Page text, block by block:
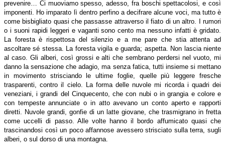
prevenire… Ci muoviamo spesso, adesso, fra boschi spettacolosi, e così
imponenti. Ho imparato lì dentro perfino a decifrare alcune voci, ma tutto è
come bisbigliato quasi che passasse attraverso il fiato di un altro. I rumori
o i suoni rapidi leggeri e vaganti sono cento ma nessuno infatti è gridato.
La foresta è rispettosa del silenzio e a me pare che stia attenta ad
ascoltare sé stessa. La foresta vigila e guarda; aspetta. Non lascia niente
al caso. Gli alberi, così grossi e alti che sembrano perdersi nel vuoto, mi
danno la sensazione che adagio, ma senza fatica, tutti insieme si mettano
in movimento strisciando le ultime foglie, quelle più leggere fresche
trasparenti, contro il cielo. La forma delle nuvole mi ricorda i quadri dei
veneziani, i grandi del Cinquecento, che con nubi o in grangia e colore e
con tempeste annunciate o in atto avevano un conto aperto e rapporti
diretti. Nuvole grandi, gonfie di un latte giovane, che trasmigrano in fretta
come uccelli di passo. Alle volte hanno il bordo affumicato quasi che
trascinandosi così un poco affannose avessero strisciato sulla terra, sugli
alberi, o sul dorso di una montagna.